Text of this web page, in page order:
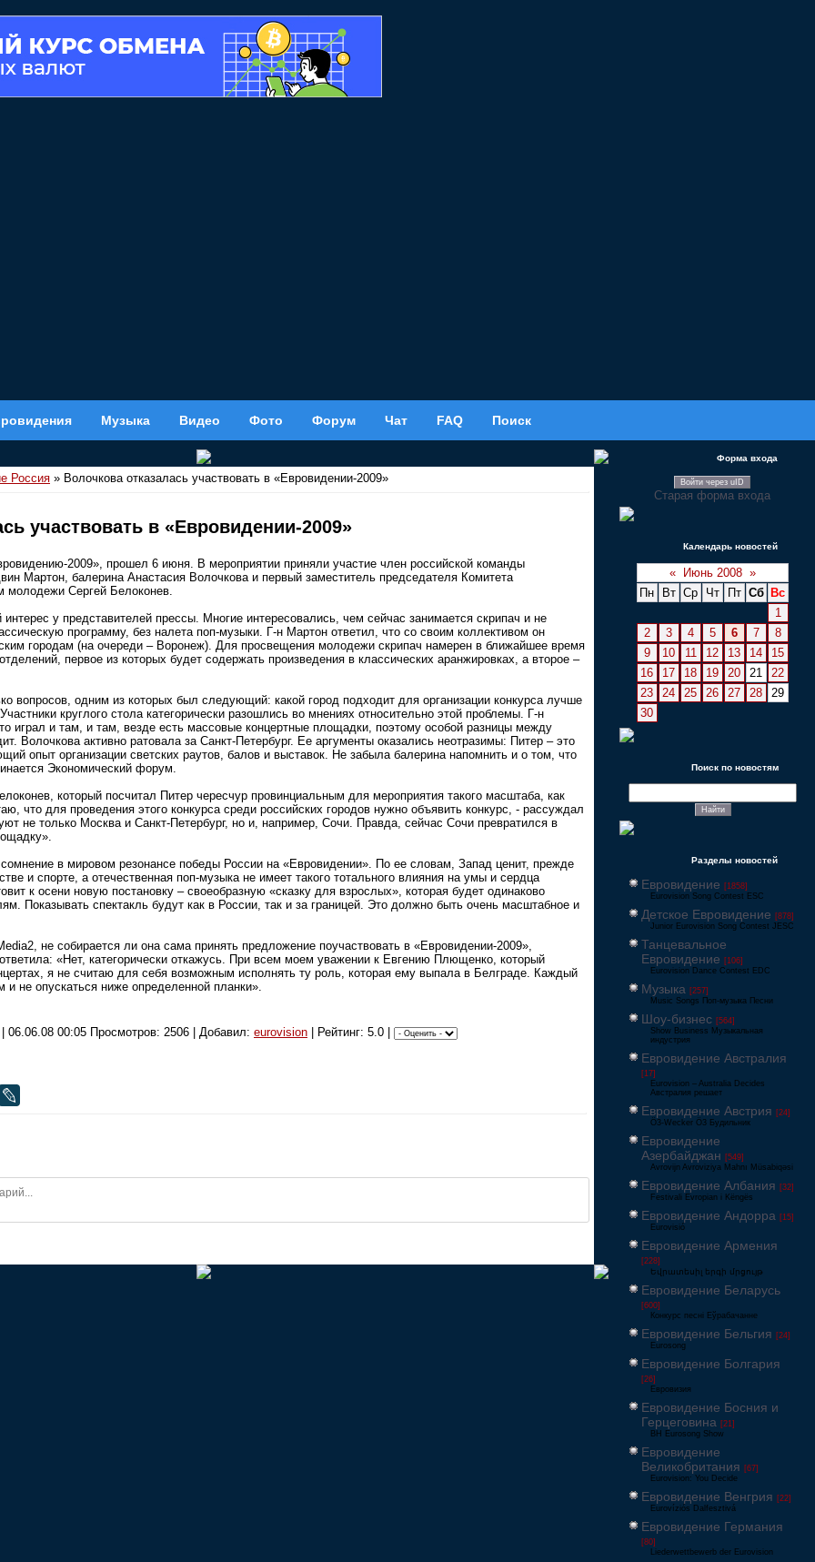
Музыка Видео Фото Форум Чат FAQ Поиск
Россия » Волочкова отказалась участвовать в «Евровидении-2009»
участвовать в «Евровидении-2009»
2009», прошел 6 июня. В мероприятии приняли участие член российской команды
Мартон, балерина Анастасия Волочкова и первый заместитель председателя Комитета
молодежи Сергей Белоконев.
у представителей прессы. Многие интересовались, чем сейчас занимается скрипач и не
программу, без налета поп-музыки. Г-н Мартон ответил, что со своим коллективом он
городам (на очереди – Воронеж). Для просвещения молодежи скрипач намерен в ближайшее время
первое из которых будет содержать произведения в классических аранжировках, а второе –
вопросов, одним из которых был следующий: какой город подходит для организации конкурса лучше
круглого стола категорически разошлись во мнениях относительно этой проблемы. Г-н
играл и там, и там, везде есть массовые концертные площадки, поэтому особой разницы между
Волочкова активно ратовала за Санкт-Петербург. Ее аргументы оказались неотразимы: Питер – это
опыт организации светских раутов, балов и выставок. Не забыла балерина напомнить и о том, что
Экономический форум.
который посчитал Питер чересчур провинциальным для мероприятия такого масштаба, как
что для проведения этого конкурса среди российских городов нужно объявить конкурс, - рассуждал
не только Москва и Санкт-Петербург, но и, например, Сочи. Правда, сейчас Сочи превратился в
в мировом резонансе победы России на «Евровидении». По ее словам, Запад ценит, прежде
и спорте, а отечественная поп-музыка не имеет такого тотального влияния на умы и сердца
к осени новую постановку – своеобразную «сказку для взрослых», которая будет одинаково
Показывать спектакль будут как в России, так и за границей. Это должно быть очень масштабное и
не собирается ли она сама принять предложение поучаствовать в «Евровидении-2009»,
«Нет, категорически откажусь. При всем моем уважении к Евгению Плющенко, который
я не считаю для себя возможным исполнять ту роль, которая ему выпала в Белграде. Каждый
не опускаться ниже определенной планки».
06.06.08 00:05 Просмотров: 2506 | Добавил: eurovision | Рейтинг: 5.0 |
Форма входа
Войти через uID
Старая форма входа
Календарь новостей
« Июнь 2008 »
Пн
Вт Ср Чт Пт Сб
Вс
1
2
3 4 5 6 7
8
9
10 11 12 13 14
15
16
17 18 19 20 21
22
23
24 25 26 27 28
29
30
Поиск по новостям
Разделы новостей
Евровидение [1858]
Eurovision Song Contest ESC
Детское Евровидение [878]
Junior Eurovision Song Contest JESC
Танцевальное
Евровидение [106]
Eurovision Dance Contest EDC
Музыка [257]
Music Songs Поп-музыка Песни
Шоу-бизнес [564]
Show Business Музыкальная
индустрия
Евровидение Австралия
[17]
Eurovision – Australia Decides
Австралия решает
Евровидение Австрия [24]
Ö3-Wecker Ö3 Будильник
Евровидение
Азербайджан [549]
Avrovijn Avroviziya Mahnı Müsabiqəsi
Евровидение Албания [32]
Festivali Evropian i Këngës
Евровидение Андорра [15]
Eurovisió
Евровидение Армения
[228]
Եվրատեսիլ երգի մրցույթ
Евровидение Беларусь
[600]
Конкурс песні Еўрабачанне
Евровидение Бельгия [24]
Eurosong
Евровидение Болгария
[26]
Евровизия
Евровидение Босния и
Герцеговина [21]
BH Eurosong Show
Евровидение
Великобритания [67]
Eurovision: You Decide
Евровидение Венгрия [22]
Eurovíziós Dalfesztivá
Евровидение Германия
[80]
Liederwettbewerb der Eurovision